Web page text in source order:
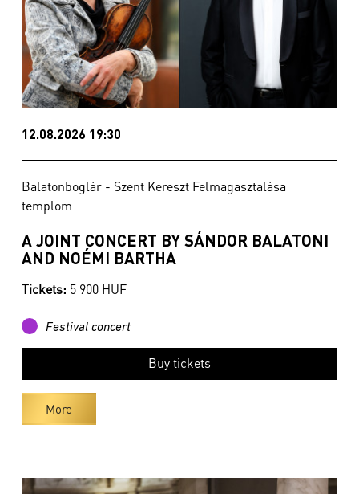
12.08.2026 19:30
Balatonboglár - Szent Kereszt Felmagasztalása
templom
A JOINT CONCERT BY SÁNDOR BALATONI
AND NOÉMI BARTHA
Tickets: 5 900 HUF
Festival concert
Buy tickets
More